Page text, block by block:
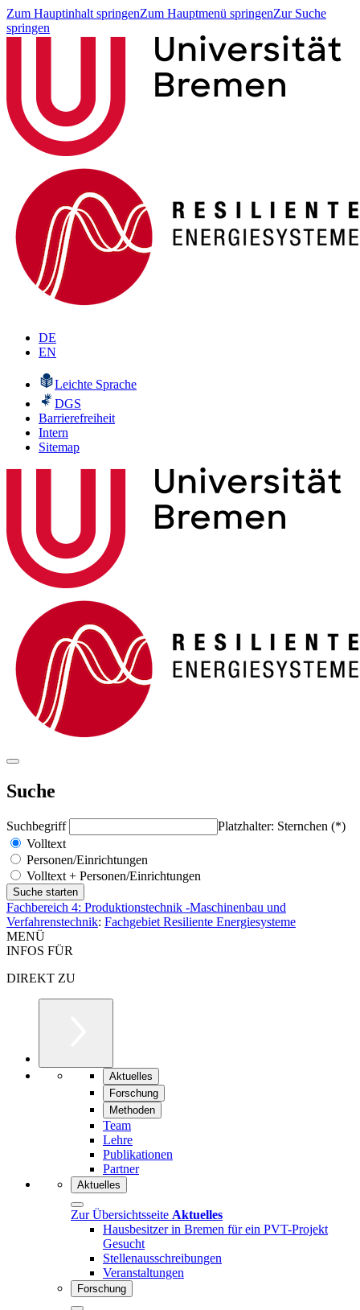
Zum Hauptinhalt springenZum Hauptmenü springenZur Suche
springen
DE
EN
Leichte Sprache
DGS
Barrierefreiheit
Intern
Sitemap
Suche
Suchbegriff
Platzhalter: Sternchen (*)
Volltext
Personen/Einrichtungen
Volltext + Personen/Einrichtungen
Fachbereich 4: Produktionstechnik -Maschinenbau und
Verfahrenstechnik: Fachgebiet Resiliente Energiesysteme
MENÜ
INFOS FÜR
DIREKT ZU
Aktuelles
Forschung
Methoden
Team
Lehre
Publikationen
Partner
Aktuelles
Zur Übersichtsseite Aktuelles
Hausbesitzer in Bremen für ein PVT-Projekt
Gesucht
Stellenausschreibungen
Veranstaltungen
Forschung